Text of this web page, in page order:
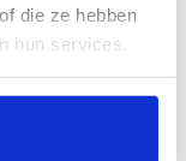
die ze hebben
hun services.